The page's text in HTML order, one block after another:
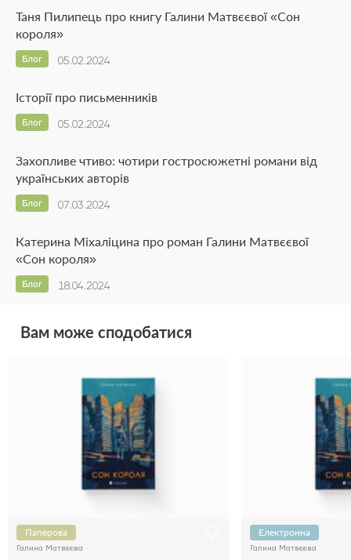
Таня Пилипець про книгу Галини Матвєєвої «Сон
короля»
05.02.2024
Блог
Історії про письменників
05.02.2024
Блог
Захопливе чтиво: чотири гостросюжетні романи від
українських авторів
07.03.2024
Блог
Катерина Міхаліцина про роман Галини Матвєєвої
«Сон короля»
18.04.2024
Блог
Вам може сподобатися
Паперова
Галина Матвєєва
Електронна
Галина Матвєєва